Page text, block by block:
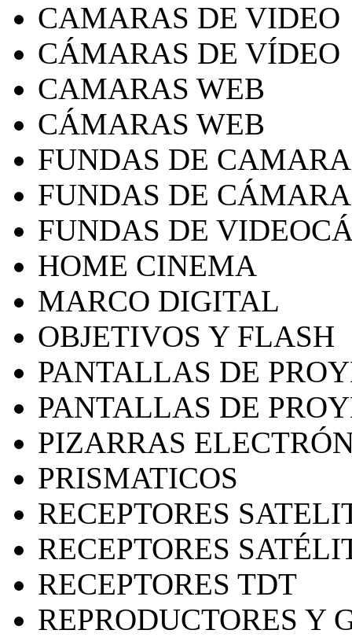
CAMARAS DE VIDEO
CÁMARAS DE VÍDEO
CAMARAS WEB
CÁMARAS WEB
FUNDAS DE
FUNDAS DE
FUNDAS DE
HOME CINEMA
MARCO DIGITAL
OBJETIVOS Y FLASH
PANTALLAS DE
PANTALLAS DE
PIZARRAS
PRISMATICOS
RECEPTORES
RECEPTORES
RECEPTORES TDT
REPRODUCTORES Y